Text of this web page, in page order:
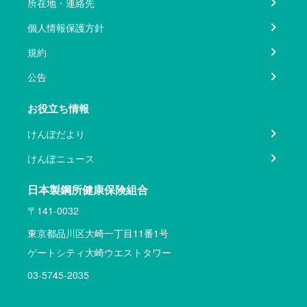
所在地・連絡先
個人情報保護方針
規約
公告
お役立ち情報
けんぽだより
けんぽニュース
日本製鋼所健康保険組合
〒141-0032
東京都品川区大崎一丁目11番1号
ゲートシティ大崎ウエストタワー
03-5745-2035